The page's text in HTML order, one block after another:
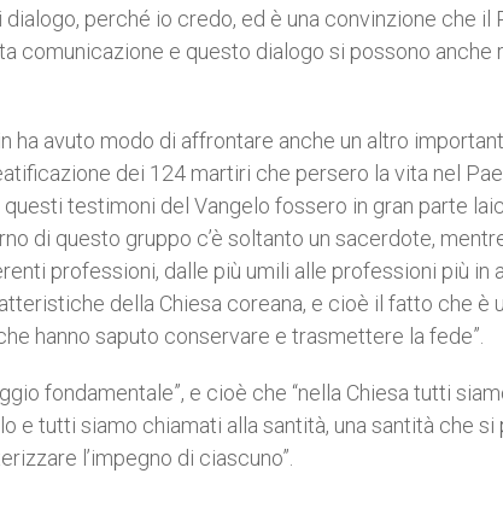
perché io credo, ed è una convinzione che il
comunicazione e questo dialogo si possono anche
ha avuto modo di affrontare anche un altro
dei 124 martiri che persero la vita nel
testimoni del Vangelo fossero in gran parte
di questo gruppo c’è soltanto un sacerdote,
professioni, dalle più umili alle professioni più in
della Chiesa coreana, e cioè il fatto che è
hanno saputo conservare e trasmettere la fede”.
fondamentale”, e cioè che “nella Chiesa tutti
e tutti siamo chiamati alla santità, una santità che si
l’impegno di ciascuno”.